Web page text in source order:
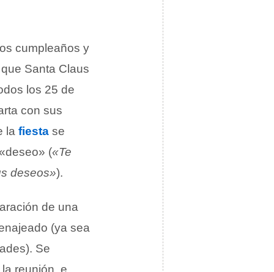
cumpleaños y
Santa Claus
los 25 de
con sus
la fiesta se
(«Te
deseos»).
de una
(ya sea
Se
reunión, e